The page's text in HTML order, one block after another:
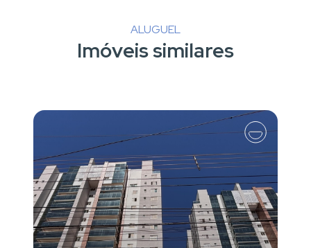
ALUGUEL
Imóveis similares